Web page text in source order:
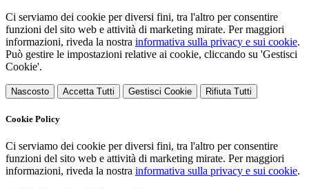
Ci serviamo dei cookie per diversi fini, tra l'altro per consentire
funzioni del sito web e attività di marketing mirate. Per maggiori
informazioni, riveda la nostra informativa sulla privacy e sui cookie.
Può gestire le impostazioni relative ai cookie, cliccando su 'Gestisci
Cookie'.
Nascosto Accetta Tutti Gestisci Cookie Rifiuta Tutti
Cookie Policy
Ci serviamo dei cookie per diversi fini, tra l'altro per consentire
funzioni del sito web e attività di marketing mirate. Per maggiori
informazioni, riveda la nostra informativa sulla privacy e sui cookie.